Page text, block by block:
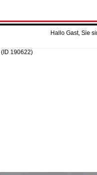
Hallo Gast, Sie
(ID 190622)